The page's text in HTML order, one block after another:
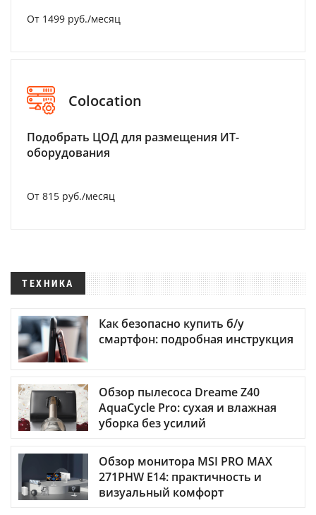
От 1499 руб./месяц
Colocation
Подобрать ЦОД для размещения ИТ-
оборудования
От 815 руб./месяц
ТЕХНИКА
Как безопасно купить б/у
смартфон: подробная инструкция
Обзор пылесоса Dreame Z40
AquaCycle Pro: сухая и влажная
уборка без усилий
Обзор монитора MSI PRO MAX
271PHW E14: практичность и
визуальный комфорт